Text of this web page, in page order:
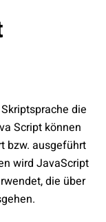
die
Script können
bzw. ausgeführt
wird JavaScript
die über